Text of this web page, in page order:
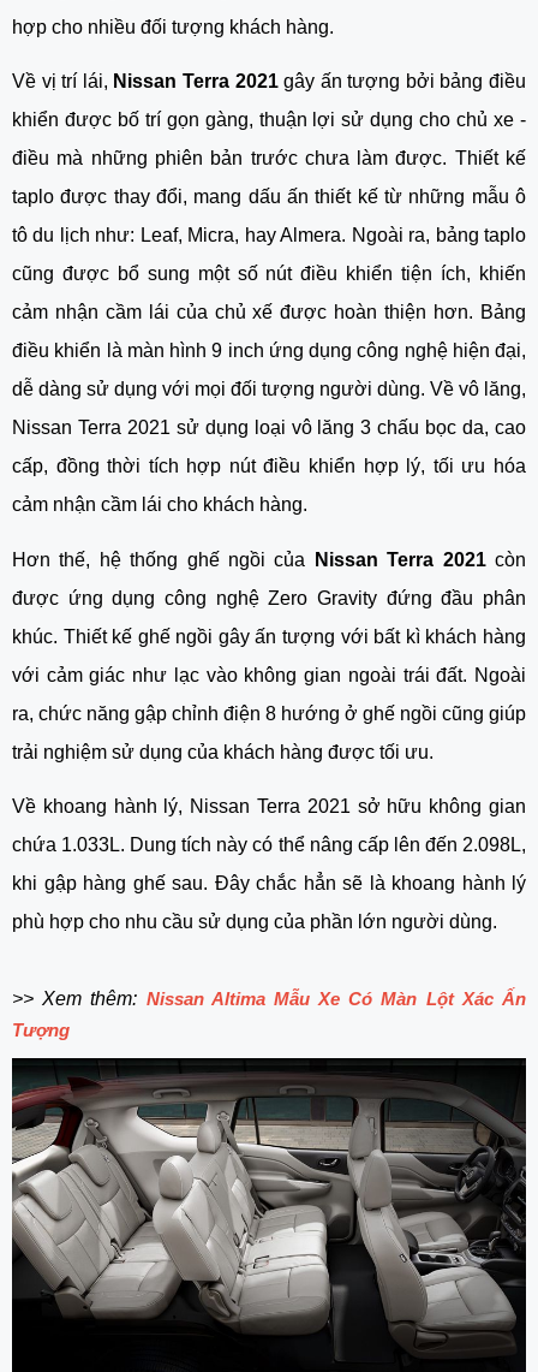
hợp cho nhiều đối tượng khách hàng.
Về vị trí lái, Nissan Terra 2021 gây ấn tượng bởi bảng điều
khiển được bố trí gọn gàng, thuận lợi sử dụng cho chủ xe -
điều mà những phiên bản trước chưa làm được. Thiết kế
taplo được thay đổi, mang dấu ấn thiết kế từ những mẫu ô
tô du lịch như: Leaf, Micra, hay Almera. Ngoài ra, bảng taplo
cũng được bổ sung một số nút điều khiển tiện ích, khiến
cảm nhận cầm lái của chủ xế được hoàn thiện hơn. Bảng
điều khiển là màn hình 9 inch ứng dụng công nghệ hiện đại,
dễ dàng sử dụng với mọi đối tượng người dùng. Về vô lăng,
Nissan Terra 2021 sử dụng loại vô lăng 3 chấu bọc da, cao
cấp, đồng thời tích hợp nút điều khiển hợp lý, tối ưu hóa
cảm nhận cầm lái cho khách hàng.
Hơn thế, hệ thống ghế ngồi của Nissan Terra 2021 còn
được ứng dụng công nghệ Zero Gravity đứng đầu phân
khúc. Thiết kế ghế ngồi gây ấn tượng với bất kì khách hàng
với cảm giác như lạc vào không gian ngoài trái đất. Ngoài
ra, chức năng gập chỉnh điện 8 hướng ở ghế ngồi cũng giúp
trải nghiệm sử dụng của khách hàng được tối ưu.
Về khoang hành lý, Nissan Terra 2021 sở hữu không gian
chứa 1.033L. Dung tích này có thể nâng cấp lên đến 2.098L,
khi gập hàng ghế sau. Đây chắc hẳn sẽ là khoang hành lý
phù hợp cho nhu cầu sử dụng của phần lớn người dùng.
>> Xem thêm: Nissan Altima Mẫu Xe Có Màn Lột Xác Ấn
Tượng